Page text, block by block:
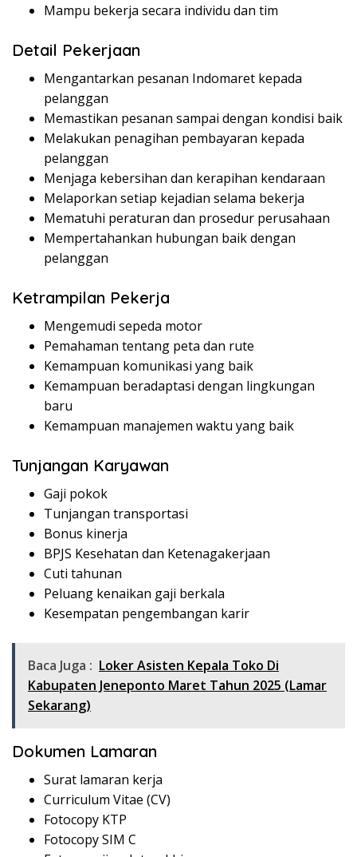
Mampu bekerja secara individu dan tim
Detail Pekerjaan
Mengantarkan pesanan Indomaret kepada
pelanggan
Memastikan pesanan sampai dengan kondisi baik
Melakukan penagihan pembayaran kepada
pelanggan
Menjaga kebersihan dan kerapihan kendaraan
Melaporkan setiap kejadian selama bekerja
Mematuhi peraturan dan prosedur perusahaan
Mempertahankan hubungan baik dengan
pelanggan
Ketrampilan Pekerja
Mengemudi sepeda motor
Pemahaman tentang peta dan rute
Kemampuan komunikasi yang baik
Kemampuan beradaptasi dengan lingkungan
baru
Kemampuan manajemen waktu yang baik
Tunjangan Karyawan
Gaji pokok
Tunjangan transportasi
Bonus kinerja
BPJS Kesehatan dan Ketenagakerjaan
Cuti tahunan
Peluang kenaikan gaji berkala
Kesempatan pengembangan karir
Baca Juga : Loker Asisten Kepala Toko Di
Kabupaten Jeneponto Maret Tahun 2025 (Lamar
Sekarang)
Dokumen Lamaran
Surat lamaran kerja
Curriculum Vitae (CV)
Fotocopy KTP
Fotocopy SIM C